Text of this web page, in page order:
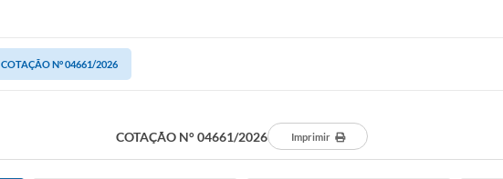
COTAÇÃO N° 04661/2026
COTAÇÃO N° 04661/2026 Imprimir